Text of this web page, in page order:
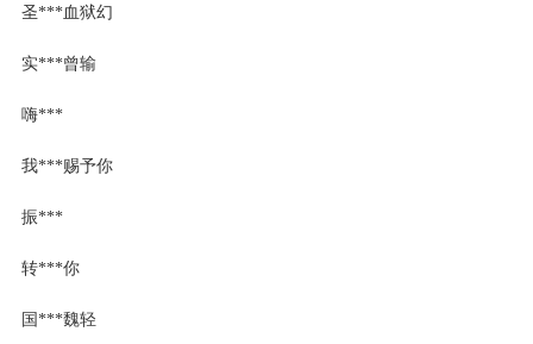
圣***血狱幻
实***曾输
嗨***
我***赐予你
振***
转***你
国***魏轻